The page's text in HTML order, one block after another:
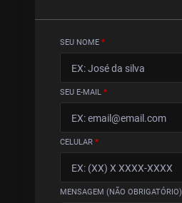
SEU NOME *
SEU E-MAIL *
CELULAR *
MENSAGEM (NÃO OBRIGATÓRIO)